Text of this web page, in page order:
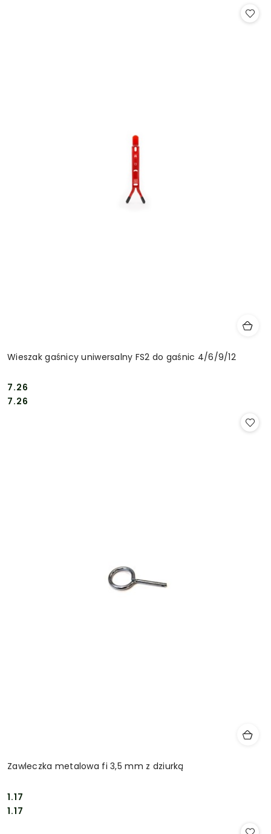
Wieszak gaśnicy uniwersalny FS2 do gaśnic 4/6/9/12
Cena:
7.26
Cena:
7.26
Zawleczka metalowa fi 3,5 mm z dziurką
Cena:
1.17
Cena:
1.17